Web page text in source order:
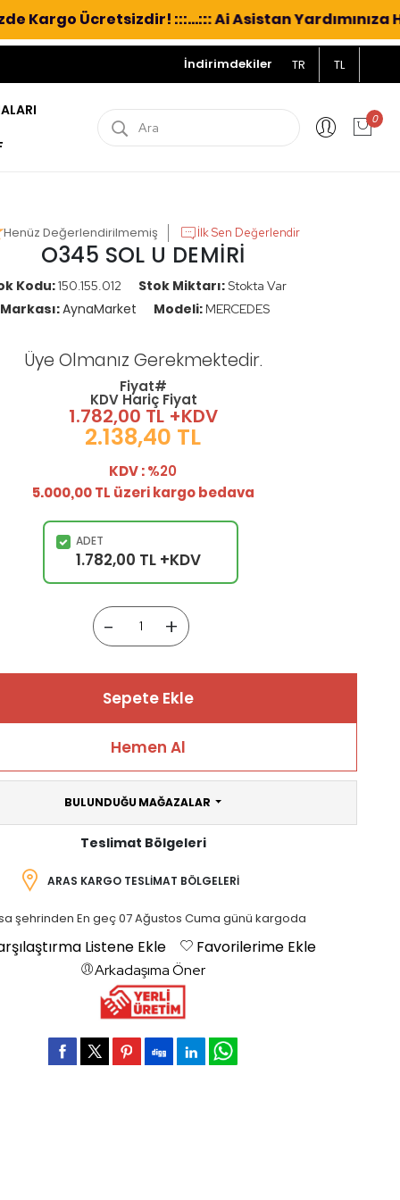
Ücretsizdir! :::...::: Ai Asistan Yardımınıza
TL
TR
İndirimdekiler
0
O345 SOL U DEMİRİ
Henüz Değerlendirilmemiş İlk Sen Değerlendir
Kodu:150.155.012 Stok Miktarı:Stokta Var
Markası:AynaMarket Modeli:MERCEDES
Üye Olmanız Gerekmektedir.
Fiyat#
KDV Hariç Fiyat
1.782,00 TL +KDV
2.138,40 TL
KDV :%20
5.000,00 TL üzeri kargo bedava
ADET
1.782,00 TL +KDV
- +
Sepete Ekle
Hemen Al
BULUNDUĞU MAĞAZALAR
Teslimat Bölgeleri
ARAS KARGO TESLIMAT BÖLGELERI
şehrinden En geç 07 Ağustos Cuma günü kargoda
Listene Ekle Favorilerime Ekle
Arkadaşıma Öner